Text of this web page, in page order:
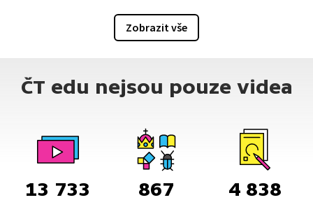
Zobrazit vše
ČT edu nejsou pouze videa
13 733 867 4 838